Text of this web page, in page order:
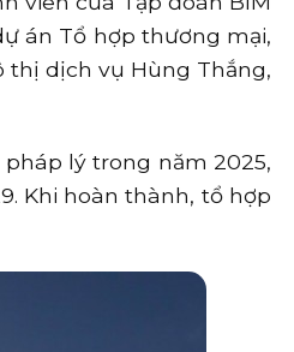
án Tổ hợp thương mại,
thị dịch vụ Hùng Thắng,
lý trong năm 2025,
Khi hoàn thành, tổ hợp